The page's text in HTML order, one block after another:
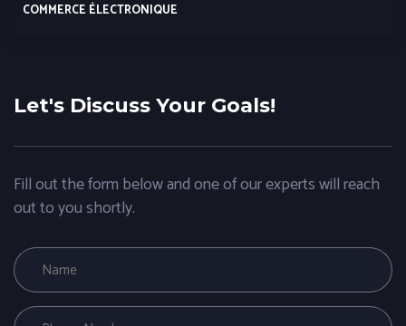
COMMERCE ÉLECTRONIQUE
Let's Discuss Your Goals!
Fill out the form below and one of our experts will reach
out to you shortly.